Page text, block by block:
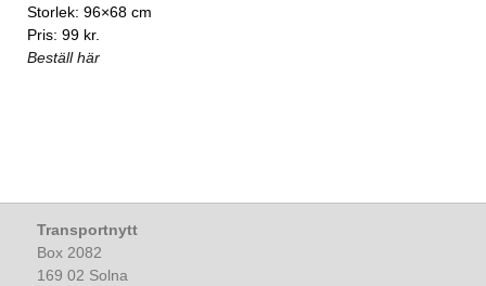
Storlek: 96×68 cm
Pris: 99 kr.
Beställ här
Transportnytt
Box 2082
169 02 Solna